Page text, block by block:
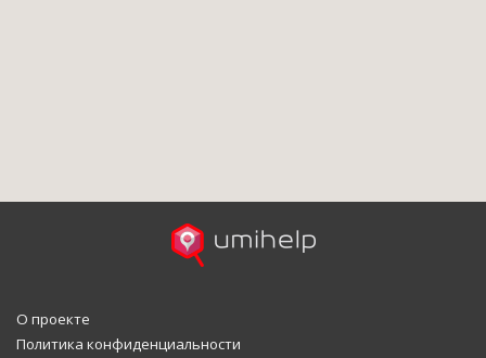
О проекте
Политика конфиденциальности